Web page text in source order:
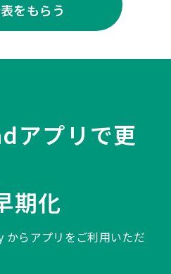
をもらう
アプリで更
期化
らアプリをご利用いただ